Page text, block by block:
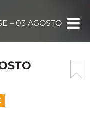
– 03 AGOSTO